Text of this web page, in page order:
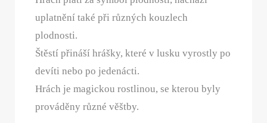
uplatnění také při různých kouzlech
plodnosti.
Štěstí přináší hrášky, které v lusku vyrostly po
devíti nebo po jedenácti.
Hrách je magickou rostlinou, se kterou byly
prováděny různé věštby.